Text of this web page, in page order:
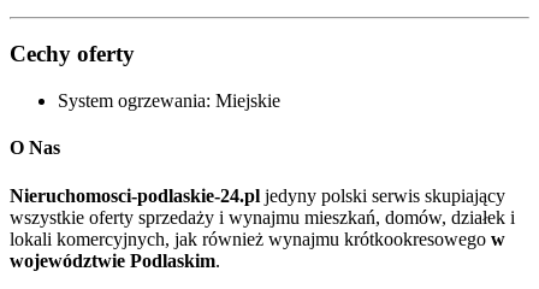
Cechy oferty
System ogrzewania: Miejskie
O Nas
Nieruchomosci-podlaskie-24.pl jedyny polski serwis skupiający
wszystkie oferty sprzedaży i wynajmu mieszkań, domów, działek i
lokali komercyjnych, jak również wynajmu krótkookresowego w
województwie Podlaskim.